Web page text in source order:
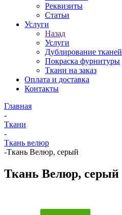
Реквизиты
Статьи
Услуги
Назад
Услуги
Дублирование тканей
Покраска фурнитуры
Ткани на заказ
Оплата и доставка
Контакты
Главная
-
Ткани
-
Ткань велюр
-Ткань Велюр, серый
Ткань Велюр, серый